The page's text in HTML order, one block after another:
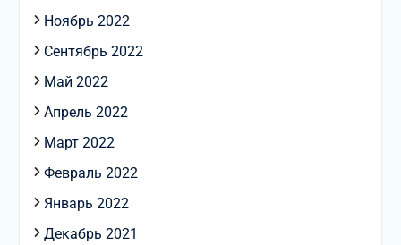
Ноябрь 2022
Сентябрь 2022
Май 2022
Апрель 2022
Март 2022
Февраль 2022
Январь 2022
Декабрь 2021